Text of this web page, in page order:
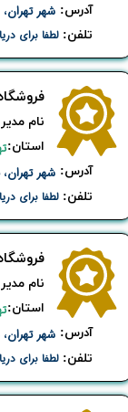
شهر تهران، ​آدرس:
تلفن: لطفا برای
شهر تهران، ​آدرس:
نام
استان:
تلفن: لطفا برای
شهر ​آدرس:
نام
استان:
تلفن: لطفا برای